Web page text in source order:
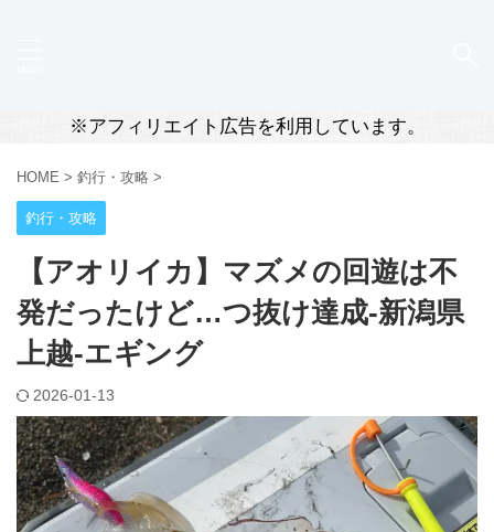
※アフィリエイト広告を利用しています。
HOME > 釣行・攻略 >
釣行・攻略
【アオリイカ】マズメの回遊は不
発だったけど…つ抜け達成-新潟県
上越-エギング
2026-01-13